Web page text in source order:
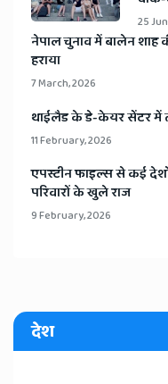
25
​नेपाल चुनाव में बालेन शाह
हराया
7 March, 2026
​थाईलैड के डे-केयर सेंटर में
11 February, 2026
​एपस्टीन फाइल्स से कई
परिवारों के खुले राज
9 February, 2026
देश